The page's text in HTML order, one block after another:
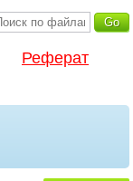
Реферат